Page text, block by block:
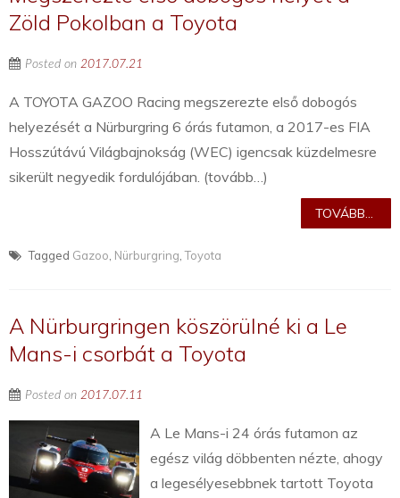
Zöld Pokolban a Toyota
Posted on 2017.07.21
A TOYOTA GAZOO Racing megszerezte első dobogós
helyezését a Nürburgring 6 órás futamon, a 2017-es FIA
Hosszútávú Világbajnokság (WEC) igencsak küzdelmesre
sikerült negyedik fordulójában. (tovább…)
TOVÁBB...
Tagged Gazoo Nürburgring ,Toyota
A Nürburgringen köszörülné ki a Le
Mans-i csorbát a Toyota
Posted on 2017.07.11
A Le Mans-i 24 órás futamon az
egész világ döbbenten nézte, ahogy
a legesélyesebbnek tartott Toyota